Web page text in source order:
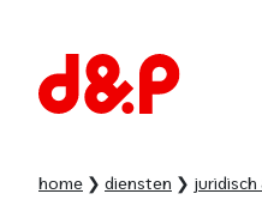
home diensten